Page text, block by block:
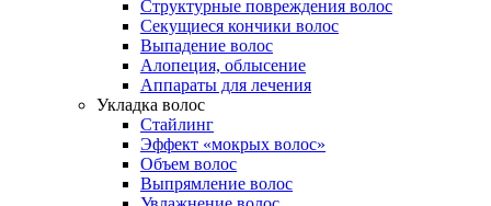
Структурные повреждения волос
Секущиеся кончики волос
Выпадение волос
Алопеция, облысение
Аппараты для лечения
Укладка волос
Стайлинг
Эффект «мокрых волос»
Объем волос
Выпрямление волос